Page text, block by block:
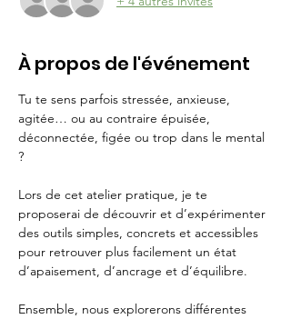
À propos de l'événement
Tu te sens parfois stressée, anxieuse,
agitée… ou au contraire épuisée,
déconnectée, figée ou trop dans le mental
?
Lors de cet atelier pratique, je te
proposerai de découvrir et d’expérimenter
des outils simples, concrets et accessibles
pour retrouver plus facilement un état
d’apaisement, d’ancrage et d’équilibre.
Ensemble, nous explorerons différentes